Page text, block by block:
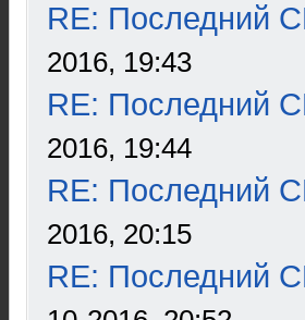
RE: Последний
2016, 19:43
RE: Последний
2016, 19:44
RE: Последний
2016, 20:15
RE: Последний